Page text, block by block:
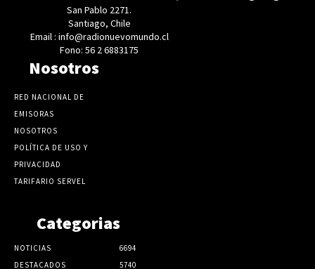
San Pablo 2271.
Santiago, Chile
Email : info@radionuevomundo.cl
Fono: 56 2 6883175
Nosotros
RED NACIONAL DE
EMISORAS
NOSOTROS
POLÍTICA DE USO Y
PRIVACIDAD
TARIFARIO SERVEL
Categorias
NOTICIAS
6694
DESTACADOS
5740